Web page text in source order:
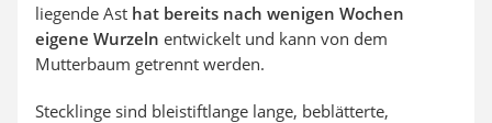
liegende Ast hat bereits nach wenigen Wochen
eigene Wurzeln entwickelt und kann von dem
Mutterbaum getrennt werden.
Stecklinge sind bleistiftlange lange, beblätterte,